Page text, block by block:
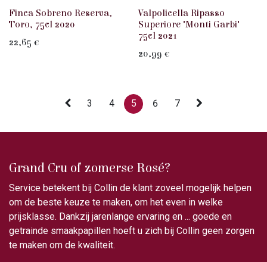
Rood
Finca Sobreno Reserva,
Toro, 75cl 2020
22,65 €
Rood
Valpolicella Ripasso
Superiore "Monti Garbi"
75cl 2021
20,99 €
3 4 5 6 7
Grand Cru of zomerse Rosé?
Service betekent bij Collin de klant zoveel mogelijk helpen
om de beste keuze te maken, om het even in welke
prijsklasse. Dankzij jarenlange ervaring en ... goede en
getrainde smaakpapillen hoeft u zich bij Collin geen zorgen
te maken om de kwaliteit.